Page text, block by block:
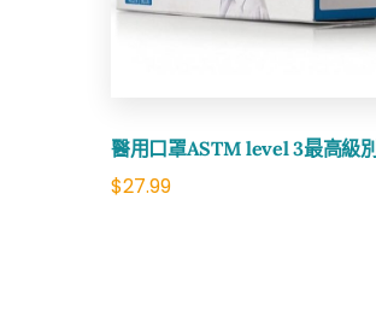
醫用口罩ASTM level 3最高級別
$27.99